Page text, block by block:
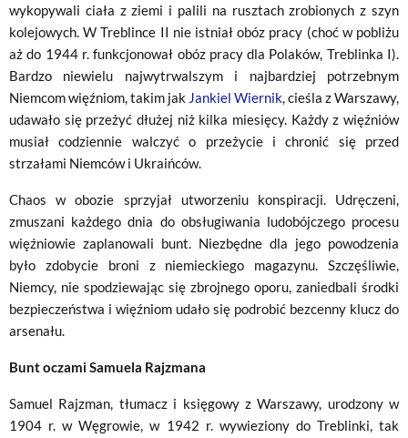
wykopywali ciała z ziemi i palili na rusztach zrobionych z szyn
kolejowych. W Treblince II nie istniał obóz pracy (choć w pobliżu
aż do 1944 r. funkcjonował obóz pracy dla Polaków, Treblinka I).
Bardzo niewielu najwytrwalszym i najbardziej potrzebnym
Niemcom więźniom, takim jak Jankiel Wiernik , cieśla z Warszawy,
udawało się przeżyć dłużej niż kilka miesięcy. Każdy z więźniów
musiał codziennie walczyć o przeżycie i chronić się przed
strzałami Niemców i Ukraińców.
Chaos w obozie sprzyjał utworzeniu konspiracji. Udręczeni,
zmuszani każdego dnia do obsługiwania ludobójczego procesu
więźniowie zaplanowali bunt. Niezbędne dla jego powodzenia
było zdobycie broni z niemieckiego magazynu. Szczęśliwie,
Niemcy, nie spodziewając się zbrojnego oporu, zaniedbali środki
bezpieczeństwa i więźniom udało się podrobić bezcenny klucz do
arsenału.
Bunt oczami Samuela Rajzmana
Samuel Rajzman, tłumacz i księgowy z Warszawy, urodzony w
1904 r. w Węgrowie, w 1942 r. wywieziony do Treblinki, tak